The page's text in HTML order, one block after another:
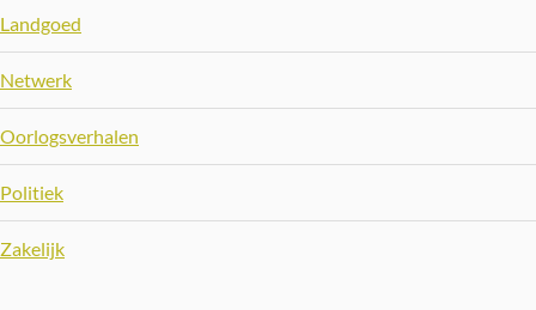
Landgoed
Netwerk
Oorlogsverhalen
Politiek
Zakelijk